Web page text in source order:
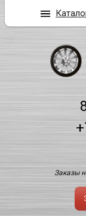
Заказы